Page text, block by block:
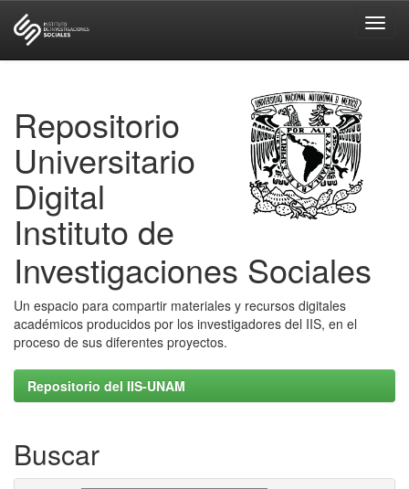
Repositorio
Universitario
Digital
Instituto de
Investigaciones Sociales
Un espacio para compartir materiales y recursos digitales
académicos producidos por los investigadores del IIS, en el
proceso de sus diferentes proyectos.
Repositorio del IIS-UNAM
Buscar